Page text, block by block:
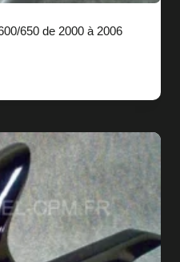
650 de 2000 à 2006